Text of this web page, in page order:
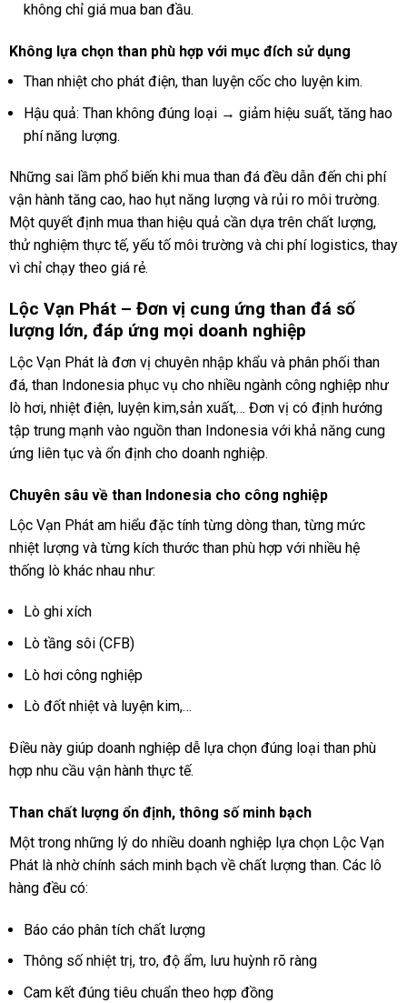
không chỉ giá mua ban đầu.
Không lựa chọn than phù hợp với mục đích sử dụng
Than nhiệt cho phát điện, than luyện cốc cho luyện kim.
Hậu quả: Than không đúng loại → giảm hiệu suất, tăng hao
phí năng lượng.
Những sai lầm phổ biến khi mua than đá đều dẫn đến chi phí
vận hành tăng cao, hao hụt năng lượng và rủi ro môi trường.
Một quyết định mua than hiệu quả cần dựa trên chất lượng,
thử nghiệm thực tế, yếu tố môi trường và chi phí logistics, thay
vì chỉ chạy theo giá rẻ.
Lộc Vạn Phát – Đơn vị cung ứng than đá số
lượng lớn, đáp ứng mọi doanh nghiệp
Lộc Vạn Phát là đơn vị chuyên nhập khẩu và phân phối than
đá, than Indonesia phục vụ cho nhiều ngành công nghiệp như
lò hơi, nhiệt điện, luyện kim,sản xuất,… Đơn vị có định hướng
tập trung mạnh vào nguồn than Indonesia với khả năng cung
ứng liên tục và ổn định cho doanh nghiệp.
Chuyên sâu về than Indonesia cho công nghiệp
Lộc Vạn Phát am hiểu đặc tính từng dòng than, từng mức
nhiệt lượng và từng kích thước than phù hợp với nhiều hệ
thống lò khác nhau như:
Lò ghi xích
Lò tầng sôi (CFB)
Lò hơi công nghiệp
Lò đốt nhiệt và luyện kim,…
Điều này giúp doanh nghiệp dễ lựa chọn đúng loại than phù
hợp nhu cầu vận hành thực tế.
Than chất lượng ổn định, thông số minh bạch
Một trong những lý do nhiều doanh nghiệp lựa chọn Lộc Vạn
Phát là nhờ chính sách minh bạch về chất lượng than. Các lô
hàng đều có:
Báo cáo phân tích chất lượng
Thông số nhiệt trị, tro, độ ẩm, lưu huỳnh rõ ràng
Cam kết đúng tiêu chuẩn theo hợp đồng